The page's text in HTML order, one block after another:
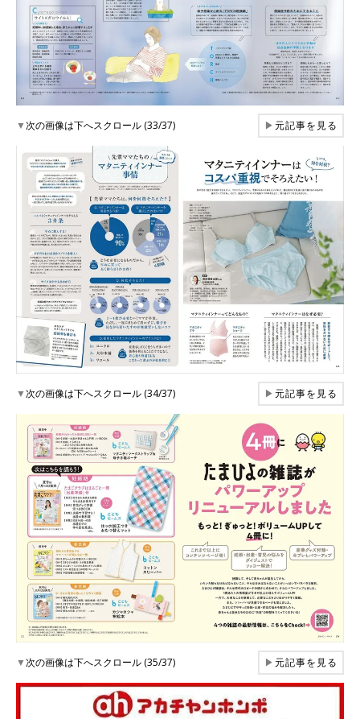
▼次の画像は下へスクロール (33/37) ▶元記事を見る
▼次の画像は下へスクロール (34/37) ▶元記事を見る
▼次の画像は下へスクロール (35/37) ▶元記事を見る